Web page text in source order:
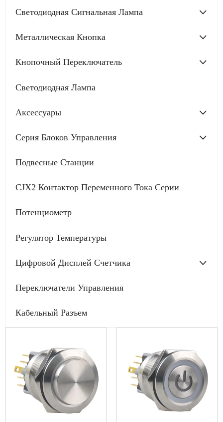
Светодиодная Сигнальная Лампа
Металлическая Кнопка
Кнопочный Переключатель
Светодиодная Лампа
Аксессуары
Серия Блоков Управления
Подвесные Станции
CJX2 Контактор Переменного Тока Серии
Потенциометр
Регулятор Температуры
Цифровой Дисплей Счетчика
Переключатели Управления
Кабельный Разъем